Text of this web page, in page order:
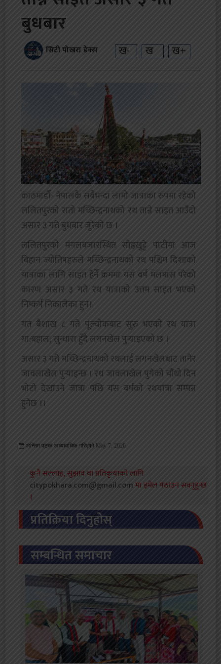
बुधबार
सिटी पोखरा डेक्स ख- ख ख+
काठमाडौँ- नेपालकै सबैभन्दा लामो जात्राका रुपमा रहेको
ललितपुरको रातो मच्छिन्द्रनाथको रथ तान्ने साइत आउँदो
असार ३ गते बुधबार जुरेको छ ।
ललितपुरको मंगलबजारस्थित सोह्रखुट्टे पाटीमा आज
बिहान ज्योतिषहरुले मच्छिन्द्रनाथको रथ पश्चिम दिशाको
यात्राका लागि साइत हेर्ने क्रममा यस बर्ष मलमास परेको
कारण असार ३ गते रथ यात्राको उत्तम साइत भएको
निष्कर्ष निकालेका हुन।
गत बैशाख ८ गते पूल्चोकबाट सुरु भएको रथ यात्रा
गा:बहाल, सुन्धारा हुँदै लगनखेल पुर्‍याइएको छ ।
असार ३ गते मच्छिन्द्रनाथको रथलाई लगनखेलबाट तानेर
जावलाखेल पुर्‍याइन्छ । रथ जावलाखेल पुगेको चौंथो दिन
भोटो देखाउने जात्रा पछि यस बर्षको रथयात्रा सम्पन्न
हुनेछ ।।
अन्तिम पटक अध्यावधिक गरिएको May 7, 2026
कुनै सल्लाह, सुझाव वा प्रतिकृयाको लागि
citypokhara.com@gmail.comमा इमेल पठाउन सक्नुहुन्छ
।
प्रतिक्रिया दिनुहोस्
सम्बन्धित समाचार